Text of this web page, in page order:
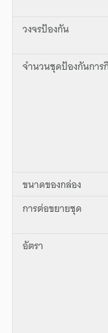
วงจรป้องกัน
จำนวนชุดป้องกันการ
ขนาดของกล่อง
การต่อขยายชุด
อัตรา